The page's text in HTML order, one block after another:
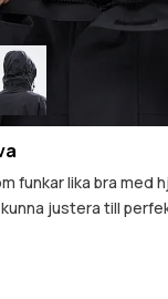
funkar lika bra med
justera till